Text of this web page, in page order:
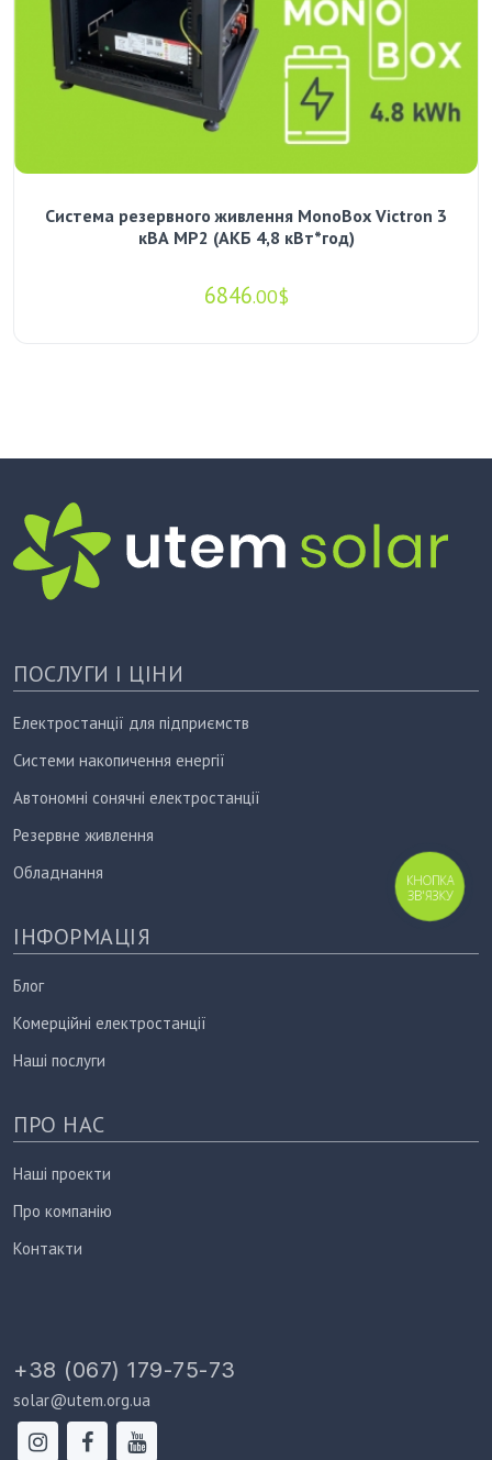
Система резервного живлення MonoBox Victron 3
кВА MP2 (АКБ 4,8 кВт*год)
6846.00$
ПОСЛУГИ І ЦІНИ
Електростанції для підприємств
Системи накопичення енергії
Автономні сонячні електростанції
Резервне живлення
Обладнання
ІНФОРМАЦІЯ
Блог
Комерційні електростанції
Наші послуги
ПРО НАС
Наші проекти
Про компанію
Контакти
+38 (067) 179-75-73
solar@utem.org.ua
КНОПКА
ЗВ'ЯЗКУ